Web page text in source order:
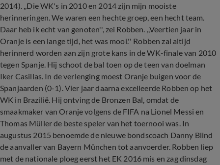
2014). ,,Die WK's in 2010 en 2014 zijn mijn mooiste
herinneringen. We waren een hechte groep, een hecht team.
Daar heb ik echt van genoten'', zei Robben. ,,Veertien jaar in
Oranje is een lange tijd, het was mooi.'' Robben zal altijd
herinnerd worden aan zijn grote kans in de WK-finale van 2010
tegen Spanje. Hij schoot de bal toen op de teen van doelman
Iker Casillas. In de verlenging moest Oranje buigen voor de
Spanjaarden (0-1). Vier jaar daarna excelleerde Robben op het
WK in Brazilië. Hij ontving de Bronzen Bal, omdat de
smaakmaker van Oranje volgens de FIFA na Lionel Messi en
Thomas Müller de beste speler van het toernooi was. In
augustus 2015 benoemde de nieuwe bondscoach Danny Blind
de aanvaller van Bayern München tot aanvoerder. Robben liep
met de nationale ploeg eerst het EK 2016 mis en zag dinsdag